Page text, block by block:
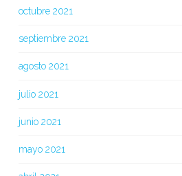
octubre 2021
septiembre 2021
agosto 2021
julio 2021
junio 2021
mayo 2021